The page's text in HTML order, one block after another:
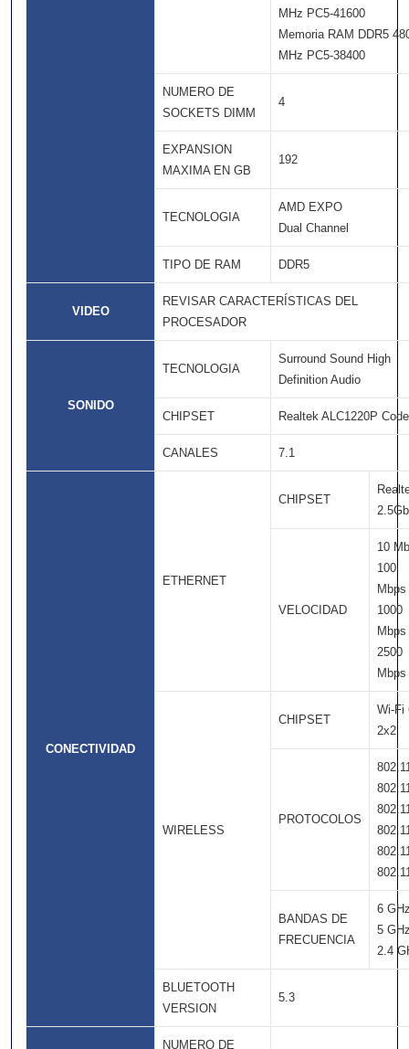
MHz PC5-41600
Memoria RAM DDR5
MHz PC5-38400
NUMERO DE
SOCKETS DIMM
4
EXPANSION
MAXIMA EN GB
192
TECNOLOGIA
AMD EXPO
Dual Channel
TIPO DE RAM DDR5
VIDEO
REVISAR CARACTERÍSTICAS DEL
PROCESADOR
SONIDO
TECNOLOGIA
Surround Sound High
Definition Audio
CHIPSET Realtek ALC1220P
CANALES 7.1
CONECTIVIDAD
ETHERNET
CHIPSET
2.5Gb
VELOCIDAD
10
100
Mbps
1000
Mbps
2500
Mbps
WIRELESS
CHIPSET
Wi-Fi
2x2
PROTOCOLOS
BANDAS DE
FRECUENCIA
6
5
2.4
BLUETOOTH
VERSION
5.3
NUMERO DE